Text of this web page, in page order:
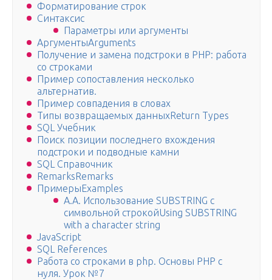
Форматирование строк
Синтаксис
Параметры или аргументы
АргументыArguments
Получение и замена подстроки в PHP: работа
со строками
Пример сопоставления несколько
альтернатив.
Пример совпадения в словах
Типы возвращаемых данныхReturn Types
SQL Учебник
Поиск позиции последнего вхождения
подстроки и подводные камни
SQL Справочник
RemarksRemarks
ПримерыExamples
A.A. Использование SUBSTRING с
символьной строкойUsing SUBSTRING
with a character string
JavaScript
SQL References
Работа со строками в php. Основы PHP с
нуля. Урок №7